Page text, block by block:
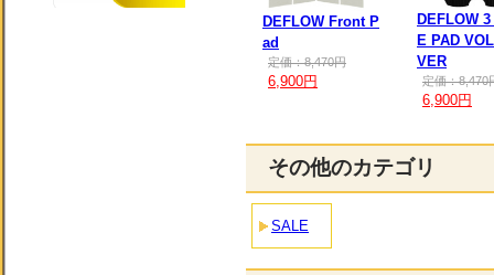
DEFLOW Front P
ad
定価：8,470円
6,900円
DEFLOW
E PAD
VER
定価：8,470
6,900円
その他のカテゴリ
SALE